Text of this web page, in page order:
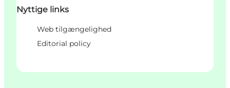
Nyttige links
Web tilgængelighed
Editorial policy